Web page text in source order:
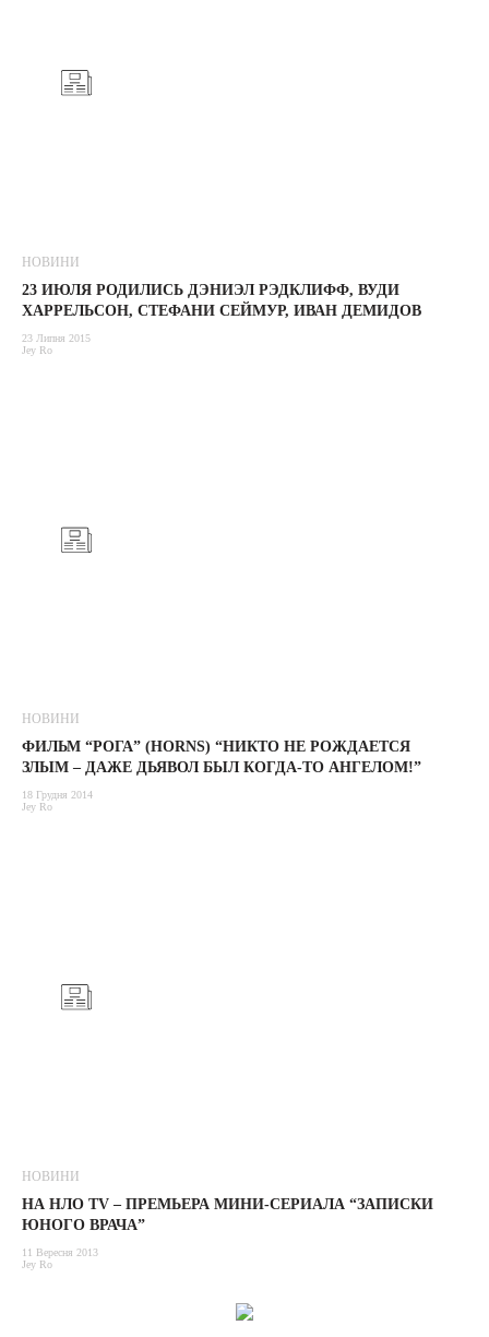
НОВИНИ
23 ИЮЛЯ РОДИЛИСЬ ДЭНИЭЛ РЭДКЛИФФ, ВУДИ
ХАРРЕЛЬСОН, СТЕФАНИ СЕЙМУР, ИВАН ДЕМИДОВ
23 Липня 2015
Jey Ro
НОВИНИ
ФИЛЬМ “РОГА” (HORNS) “НИКТО НЕ РОЖДАЕТСЯ
ЗЛЫМ – ДАЖЕ ДЬЯВОЛ БЫЛ КОГДА-ТО АНГЕЛОМ!”
18 Грудня 2014
Jey Ro
НОВИНИ
НА НЛО TV – ПРЕМЬЕРА МИНИ-СЕРИАЛА “ЗАПИСКИ
ЮНОГО ВРАЧА”
11 Вересня 2013
Jey Ro